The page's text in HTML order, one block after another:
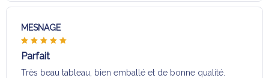
MESNAGE
Parfait
Très beau tableau, bien emballé et de bonne qualité.